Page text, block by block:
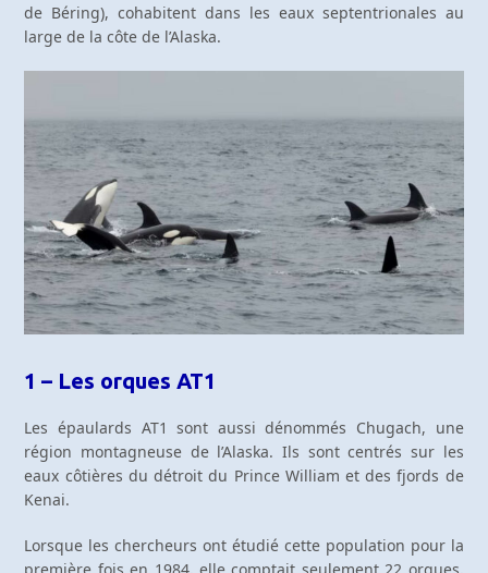
de Béring), cohabitent dans les eaux septentrionales au
large de la côte de l’Alaska.
1 – Les orques AT1
Les épaulards AT1 sont aussi dénommés Chugach, une
région montagneuse de l’Alaska. Ils sont centrés sur les
eaux côtières du détroit du Prince William et des fjords de
Kenai.
Lorsque les chercheurs ont étudié cette population pour la